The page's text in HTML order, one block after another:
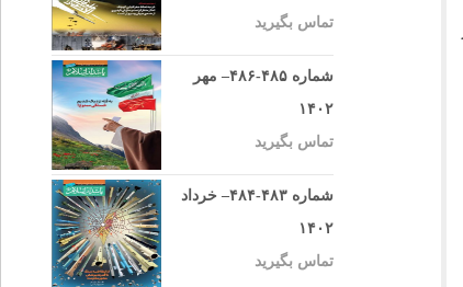
تماس بگیرید
شماره ۴۸۵-۴۸۶– مهر
۱۴۰۲
تماس بگیرید
شماره ۴۸۳-۴۸۴– خرداد
۱۴۰۲
تماس بگیرید